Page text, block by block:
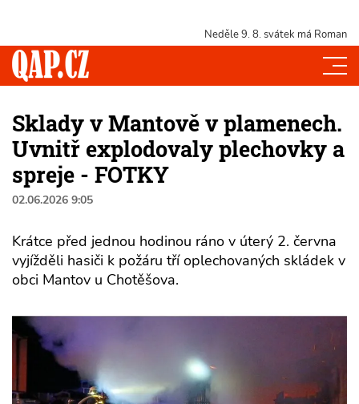
Neděle 9. 8. svátek má Roman
Sklady v Mantově v plamenech.
Uvnitř explodovaly plechovky a
spreje - FOTKY
02.06.2026 9:05
Krátce před jednou hodinou ráno v úterý 2. června
vyjížděli hasiči k požáru tří oplechovaných skládek v
obci Mantov u Chotěšova.